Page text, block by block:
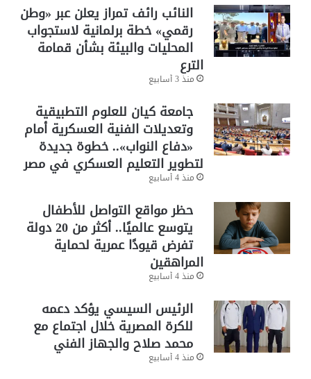
النائب رائف تمراز يعلن عبر «وطن
رقمي» خطة برلمانية لاستجواب
المحليات والبيئة بشأن قمامة
الترع
منذ 3 أسابيع
جامعة كيان للعلوم التطبيقية
وتعديلات الفنية العسكرية أمام
«دفاع النواب».. خطوة جديدة
لتطوير التعليم العسكري في مصر
منذ 4 أسابيع
حظر مواقع التواصل للأطفال
يتوسع عالميًا.. أكثر من 20 دولة
تفرض قيودًا عمرية لحماية
المراهقين
منذ 4 أسابيع
الرئيس السيسي يؤكد دعمه
للكرة المصرية خلال اجتماع مع
محمد صلاح والجهاز الفني
منذ 4 أسابيع